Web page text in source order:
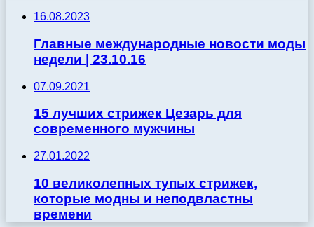
16.08.2023
Главные международные новости моды
недели | 23.10.16
07.09.2021
15 лучших стрижек Цезарь для
современного мужчины
27.01.2022
10 великолепных тупых стрижек,
которые модны и неподвластны
времени